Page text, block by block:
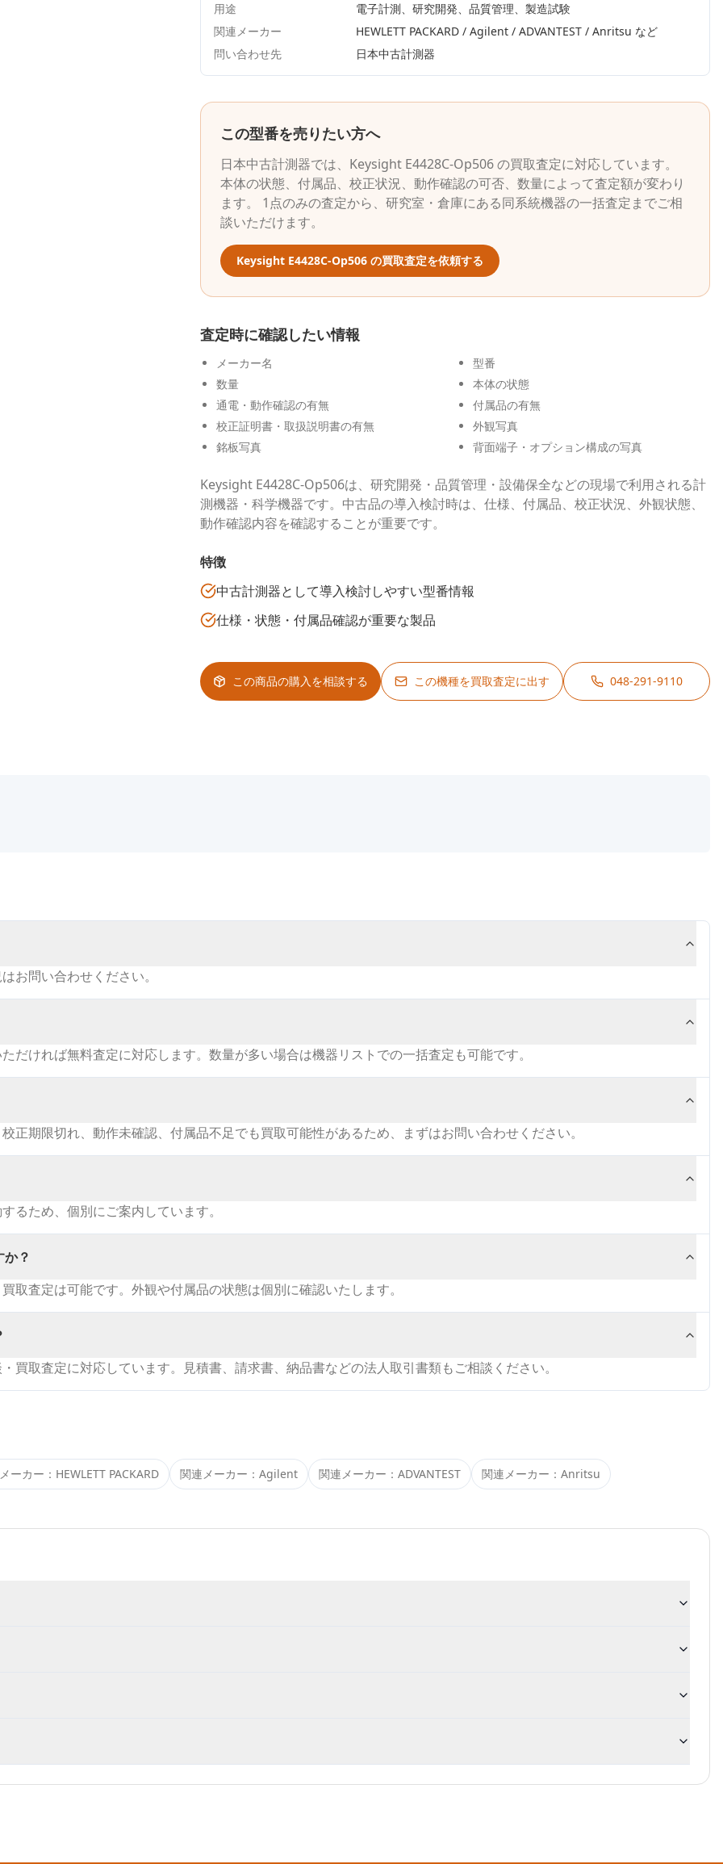
用途
電子計測、研究開発、品質管理、製造試験
関連メーカー
HEWLETT PACKARD / Agilent / ADVANTEST / Anritsu など
問い合わせ先
日本中古計測器
この型番を売りたい方へ
日本中古計測器では、 Keysight E4428C-Op506の買取査定に対応しています。
本体の状態、付属品、校正状況、動作確認の可否、数量によって査定額が変わり
ます。 1点のみの査定から、研究室・倉庫にある同系統機器の一括査定までご相
談いただけます。
Keysight E4428C-Op506 の買取査定を依頼する
査定時に確認したい情報
メーカー名
型番
数量
本体の状態
通電・動作確認の有無
付属品の有無
校正証明書・取扱説明書の有無
外観写真
銘板写真
背面端子・オプション構成の写真
Keysight E4428C-Op506は、研究開発・品質管理・設備保全などの現場で利用される計
測機器・科学機器です。中古品の導入検討時は、仕様、付属品、校正状況、外観状態、
動作確認内容を確認することが重要です。
特徴
中古計測器として導入検討しやすい型番情報
仕様・状態・付属品確認が重要な製品
この商品の購入を相談する この機種を買取査定に出す 048-291-9110
お問い合わせください。
だければ無料査定に対応します。数量が多い場合は機器リストでの一括査定も可能です。
正期限切れ、動作未確認、付属品不足でも買取可能性があるため、まずはお問い合わせください。
るため、個別にご案内しています。
？
取査定は可能です。外観や付属品の状態は個別に確認いたします。
買取査定に対応しています。見積書、請求書、納品書などの法人取引書類もご相談ください。
ーカー： HEWLETT PACKARD 関連メーカー： Agilent 関連メーカー： ADVANTEST 関連メーカー： Anritsu